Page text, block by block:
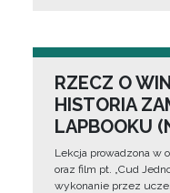
RZECZ O
HISTORIA
LAPBOOKU
Lekcja prowadzona w
oraz film pt. „Cud
wykonanie przez